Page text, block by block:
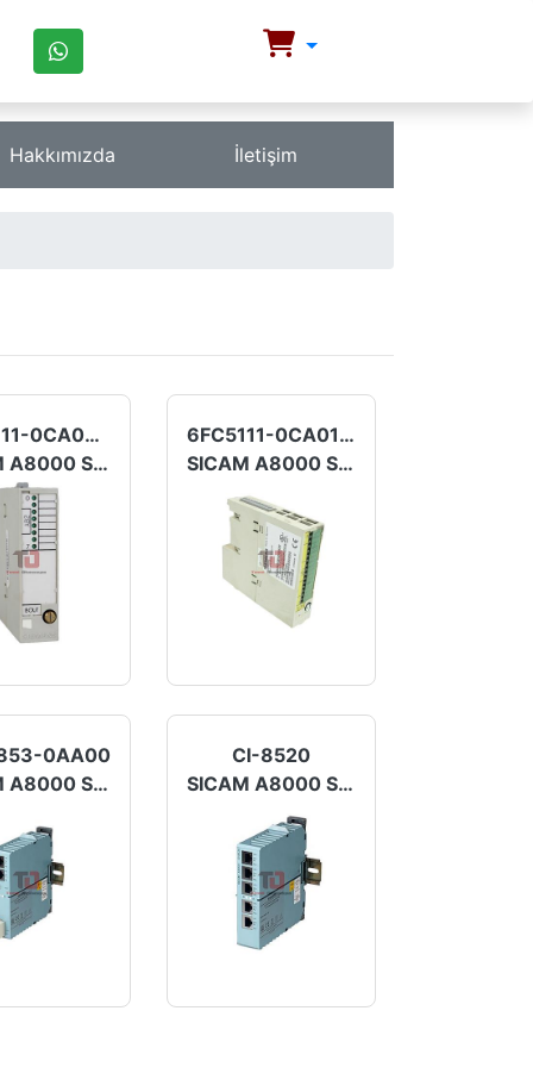
Hakkımızda İletişim
6FC5111-0CA03-0AA1
SICAM A8000 Serisi
6FC5111-0CA01-0AA0
SICAM A8000 Serisi
0AA00
SICAM A8000 Serisi
CI-8520
SICAM A8000 Serisi